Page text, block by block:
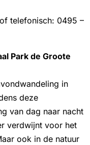
of telefonisch: 0495 –
Park de Groote
in
deze
van dag naar nacht
verdwijnt voor het
ook in de natuur